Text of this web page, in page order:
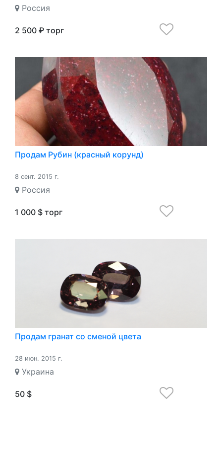
Россия
2 500 ₽ торг
Продам Рубин (красный корунд)
8 сент. 2015 г.
Россия
1 000 $ торг
Продам гранат со сменой цвета
28 июн. 2015 г.
Украина
50 $